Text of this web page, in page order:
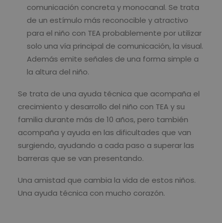
comunicación concreta y monocanal. Se trata
de un estímulo más reconocible y atractivo
para el niño con TEA probablemente por utilizar
solo una vía principal de comunicación, la visual.
Además emite señales de una forma simple a
la altura del niño.
Se trata de una ayuda técnica que acompaña el
crecimiento y desarrollo del niño con TEA y su
familia durante más de 10 años, pero también
acompaña y ayuda en las dificultades que van
surgiendo, ayudando a cada paso a superar las
barreras que se van presentando.
Una amistad que cambia la vida de estos niños.
Una ayuda técnica con mucho corazón.